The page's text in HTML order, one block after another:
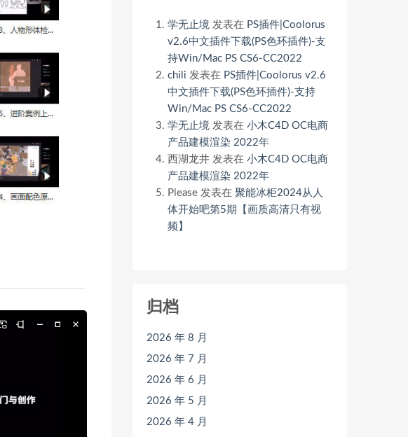
学无止境 发表在 PS插件|Coolorus
v2.6中文插件下载(PS色环插件)-支
持Win/Mac PS CS6-CC2022
chili 发表在 PS插件|Coolorus v2.6
中文插件下载(PS色环插件)-支持
Win/Mac PS CS6-CC2022
学无止境 发表在 小木C4D OC电商
产品建模渲染 2022年
西湖龙井 发表在 小木C4D OC电商
产品建模渲染 2022年
Please 发表在 聚能冰柜2024从人
体开始吧第5期【画质高清只有视
频】
归档
2026 年 8 月
2026 年 7 月
2026 年 6 月
2026 年 5 月
2026 年 4 月